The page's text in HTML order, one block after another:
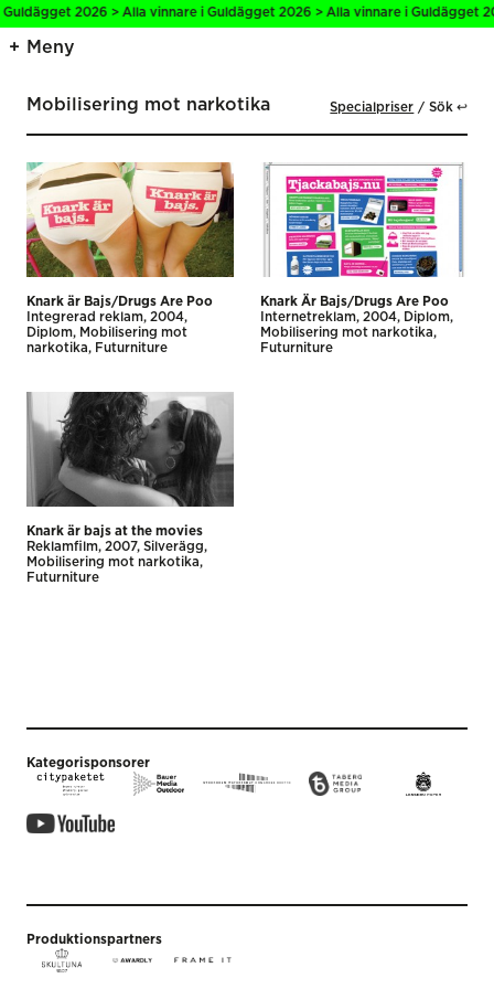
2026 > Alla vinnare i Guldägget 2026 > Alla vinnare i Guldägget
Meny
Mobilisering mot narkotika Specialpriser Sök ↩
Knark är Bajs/Drugs Are Poo
Integrerad reklam 2004
Diplom
Mobilisering mot
narkotika
Futurniture
Knark Är Bajs/Drugs Are Poo
Internet­reklam 2004
Diplom
Mobilisering mot narkotika
Futurniture
Knark är bajs at the movies
Reklamfilm 2007 Silverägg
Mobilisering mot narkotika
Futurniture
Kategorisponsorer
Produktionspartners